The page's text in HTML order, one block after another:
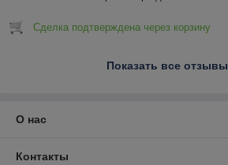
Сделка подтверждена через корзину
Показать все отзывы
О нас
Контакты